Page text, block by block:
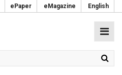
ePaper eMagazine English